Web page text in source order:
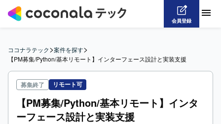
会員登録
ココナラテック>案件を探す>
【PM募集/Python/基本リモート】インターフェース設計と実装支援
募集終了 リモート可
【PM募集/Python/基本リモート】インタ
ーフェース設計と実装支援